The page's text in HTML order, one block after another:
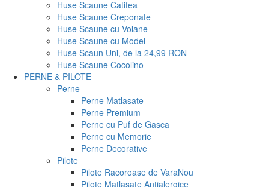
Huse Scaune Catifea
Huse Scaune Creponate
Huse Scaune cu Volane
Huse Scaune cu Model
Huse Scaun Uni, de la 24,99 RON
Huse Scaune Cocolino
PERNE & PILOTE
Perne
Perne Matlasate
Perne Premium
Perne cu Puf de Gasca
Perne cu Memorie
Perne Decorative
Pilote
Pilote Racoroase de VaraNou
Pilote Matlasate Antialergice